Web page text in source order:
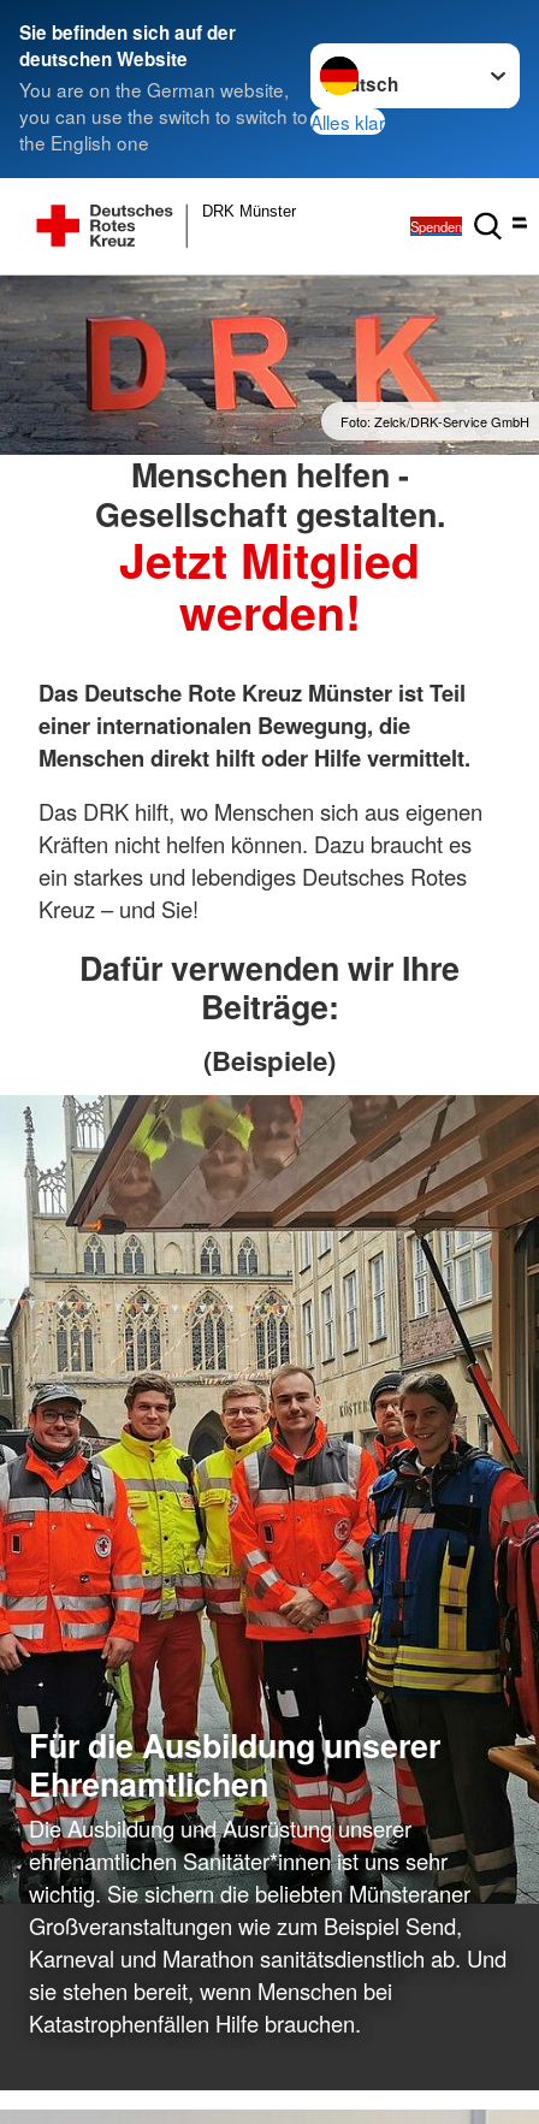
Sie befinden sich auf der
deutschen Website
You are on the German website,
you can use the switch to switch to
the English one
Sprache wechseln zu
Alles klar
DRK Münster
Spenden
Foto: Zelck/DRK-Service GmbH
Menschen helfen -
Gesellschaft gestalten.
Jetzt Mitglied
werden!
Das Deutsche Rote Kreuz Münster ist Teil
einer internationalen Bewegung, die
Menschen direkt hilft oder Hilfe vermittelt.
Das DRK hilft, wo Menschen sich aus eigenen
Kräften nicht helfen können. Dazu braucht es
ein starkes und lebendiges Deutsches Rotes
Kreuz – und Sie!
Dafür verwenden wir Ihre
Beiträge:
(Beispiele)
Für die Ausbildung unserer
Ehrenamtlichen
Die Ausbildung und Ausrüstung unserer
ehrenamtlichen Sanitäter*innen ist uns sehr
wichtig. Sie sichern die beliebten Münsteraner
Großveranstaltungen wie zum Beispiel Send,
Karneval und Marathon sanitätsdienstlich ab. Und
sie stehen bereit, wenn Menschen bei
Katastrophenfällen Hilfe brauchen.